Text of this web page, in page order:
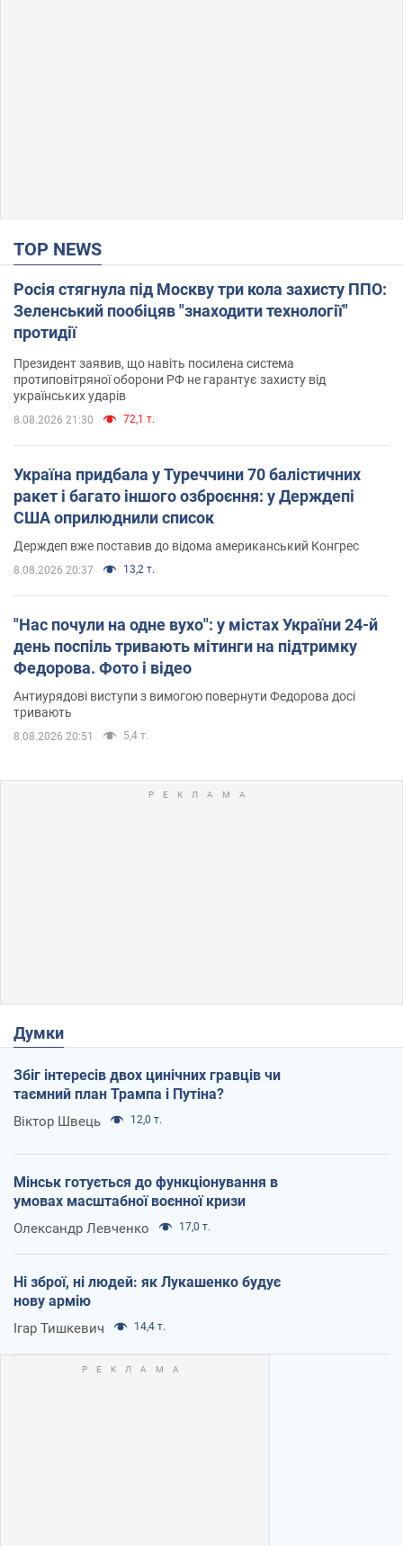
TOP NEWS
Росія стягнула під Москву три кола захисту ППО:
Зеленський пообіцяв "знаходити технології"
протидії
Президент заявив, що навіть посилена система
протиповітряної оборони РФ не гарантує захисту від
українських ударів
8.08.2026 21:30 72,1 т.
Україна придбала у Туреччини 70 балістичних
ракет і багато іншого озброєння: у Держдепі
США оприлюднили список
Держдеп вже поставив до відома американський Конгрес
8.08.2026 20:37 13,2 т.
"Нас почули на одне вухо": у містах України 24-й
день поспіль тривають мітинги на підтримку
Федорова. Фото і відео
Антиурядові виступи з вимогою повернути Федорова досі
тривають
8.08.2026 20:51 5,4 т.
Думки
Збіг інтересів двох цинічних гравців чи
таємний план Трампа і Путіна?
Віктор Швець 12,0 т.
Мінськ готується до функціонування в
умовах масштабної воєнної кризи
Олександр Левченко 17,0 т.
Ні зброї, ні людей: як Лукашенко будує
нову армію
Ігар Тишкевич 14,4 т.